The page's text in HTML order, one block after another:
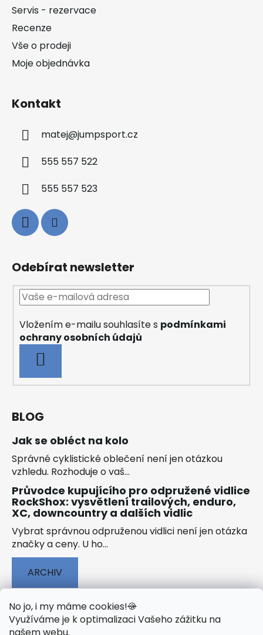
No jo, i my máme cookies!🍪
Využíváme je k optimalizaci Vašeho zážitku na
Servis - rezervace
Recenze
Vše o prodeji
Moje objednávka
Kontakt
matej@jumpsport.cz
555 557 522
555 557 523
Odebírat newsletter
Vložením e-mailu souhlasíte s podmínkami
ochrany osobních údajů
SE
BLOG
Jak se obléct na kolo
Správné cyklistické oblečení není jen otázkou
vzhledu. Rozhoduje o vaš...
Průvodce kupujícího pro odpružené vidlice
RockShox: vysvětlení trailových, enduro,
XC, downcountry a dalších vidlic
Vybrat správnou odpruženou vidlici není jen otázka
značky a ceny. U ho...
ARCHIV